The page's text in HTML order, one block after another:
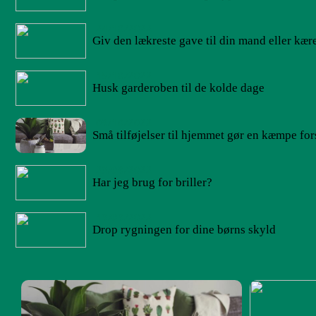
Giv den lækreste gave til din mand eller
Husk garderoben til de kolde dage
Små tilføjelser til hjemmet gør en kæmpe
Har jeg brug for briller?
Drop rygningen for dine børns skyld